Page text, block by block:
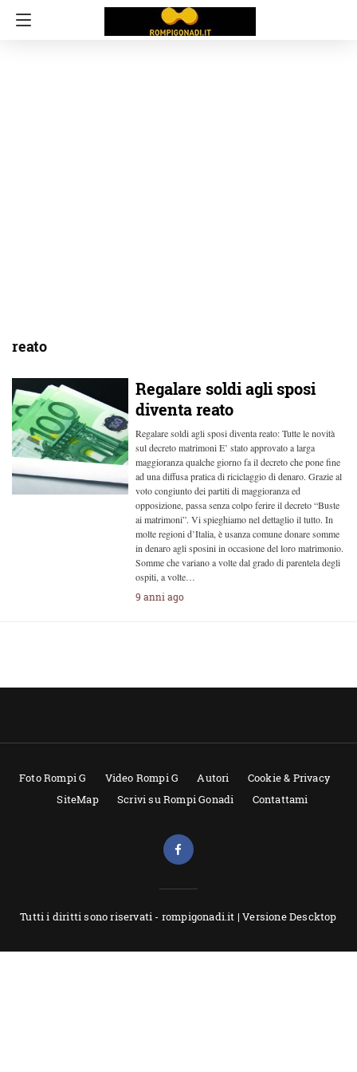
reato
Regalare soldi agli sposi
diventa reato
Regalare soldi agli sposi diventa reato: Tutte le novità
sul decreto matrimoni E’ stato approvato a larga
maggioranza qualche giorno fa il decreto che pone fine
ad una diffusa pratica di riciclaggio di denaro. Grazie al
voto congiunto dei partiti di maggioranza ed
opposizione, passa senza colpo ferire il decreto “Buste
ai matrimoni”. Vi spieghiamo nel dettaglio il tutto. In
molte regioni d’Italia, è usanza comune donare somme
in denaro agli sposini in occasione del loro matrimonio.
Somme che variano a volte dal grado di parentela degli
ospiti, a volte…
9 anni ago
Foto Rompi G Video Rompi G Autori
Cookie & Privacy
SiteMap
Scrivi su Rompi Gonadi Contattami
Tutti i diritti sono riservati - rompigonadi.it |Versione Descktop